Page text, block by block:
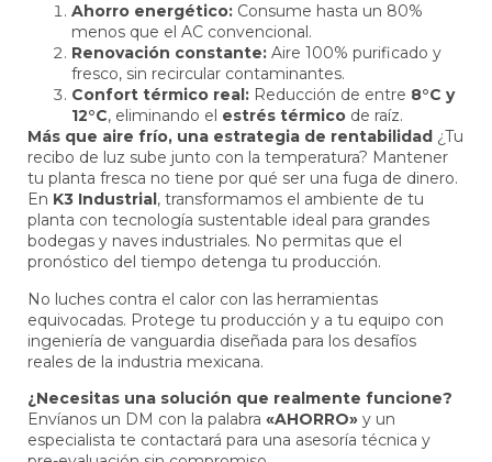
Ahorro energético: Consume hasta un 80%
menos que el AC convencional.
Renovación constante: Aire 100% purificado y
fresco, sin recircular contaminantes.
Confort térmico real: Reducción de entre 8°C y
12°C, eliminando el estrés térmico de raíz.
Más que aire frío, una estrategia de rentabilidad ¿Tu
recibo de luz sube junto con la temperatura? Mantener
tu planta fresca no tiene por qué ser una fuga de dinero.
En K3 Industrial, transformamos el ambiente de tu
planta con tecnología sustentable ideal para grandes
bodegas y naves industriales. No permitas que el
pronóstico del tiempo detenga tu producción.
No luches contra el calor con las herramientas
equivocadas. Protege tu producción y a tu equipo con
ingeniería de vanguardia diseñada para los desafíos
reales de la industria mexicana.
¿Necesitas una solución que realmente funcione?
Envíanos un DM con la palabra «AHORRO» y un
especialista te contactará para una asesoría técnica y